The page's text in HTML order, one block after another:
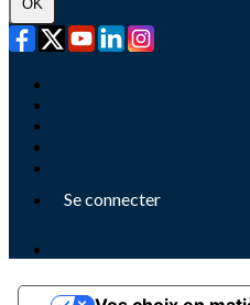
OK
Se connecter